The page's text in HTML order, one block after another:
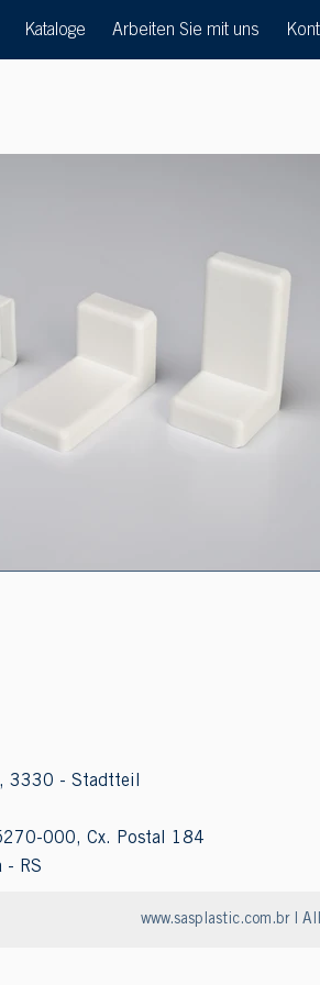
Kataloge Arbeiten Sie mit uns
3330 - Stadtteil
000, Cx. Postal 184
- RS
www.sasplastic.com.br |